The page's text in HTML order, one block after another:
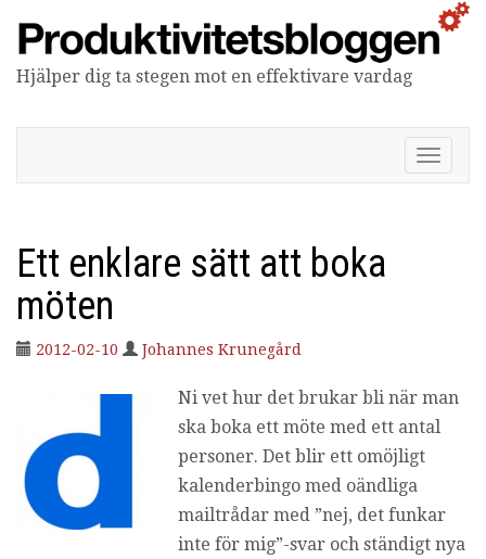
Hjälper dig ta stegen mot en effektivare vardag
V
i
v
n
g
Ett enklare sätt att boka
möten
2012-02-10 Johannes Krunegård
Ni vet hur det brukar bli när man
ska boka ett möte med ett antal
personer. Det blir ett omöjligt
kalenderbingo med oändliga
mailtrådar med ”nej, det funkar
inte för mig”-svar och ständigt nya